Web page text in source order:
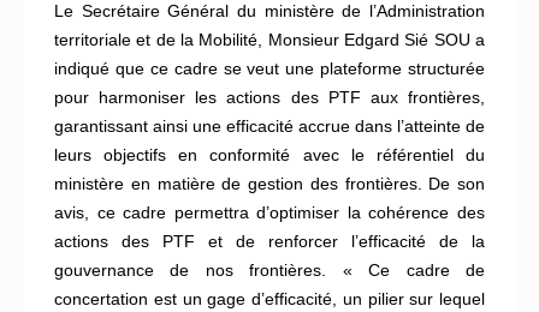
Le Secrétaire Général du ministère de l’Administration
territoriale et de la Mobilité, Monsieur Edgard Sié SOU a
indiqué que ce cadre se veut une plateforme structurée
pour harmoniser les actions des PTF aux frontières,
garantissant ainsi une efficacité accrue dans l’atteinte de
leurs objectifs en conformité avec le référentiel du
ministère en matière de gestion des frontières. De son
avis, ce cadre permettra d’optimiser la cohérence des
actions des PTF et de renforcer l’efficacité de la
gouvernance de nos frontières. « Ce cadre de
concertation est un gage d’efficacité, un pilier sur lequel